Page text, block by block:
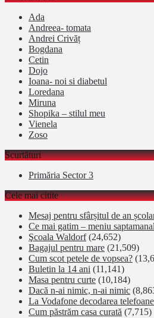
Ada
Andreea- tomata
Andrei Crivăț
Bogdana
Cetin
Dojo
Ioana- noi si diabetul
Loredana
Miruna
Shopika – stilul meu
Vienela
Zoso
Scurtături
Primăria Sector 3
Cele mai citite
Mesaj pentru sfârșitul de an
Ce mai gatim – meniu saptamanal
Şcoala Waldorf (24,652)
Bagajul pentru mare (21,509)
Cum scot petele de vopsea?
Buletin la 14 ani (11,141)
Masa pentru curte (10,184)
Dacă n-ai nimic, n-ai nimic
La Vodafone decodarea
Cum păstrăm casa curată (7,715)